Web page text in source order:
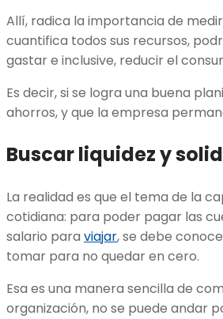
Allí, radica la importancia de
cuantifica todos sus recursos,
gastar e inclusive, reducir el
Es decir, si se logra una buena
ahorros, y que la empresa
Buscar liquidez y
La realidad es que el tema de la
cotidiana: para poder pagar las
salario para viajar, se debe
tomar para no quedar en cero.
Esa es una manera sencilla de
organización, no se puede andar